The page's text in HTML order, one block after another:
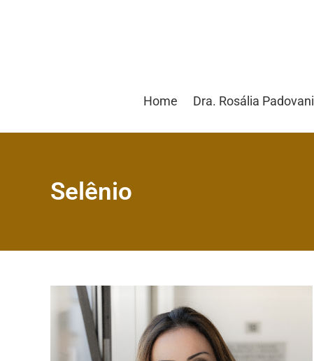
Home Dra. Rosália Padovani
Selênio